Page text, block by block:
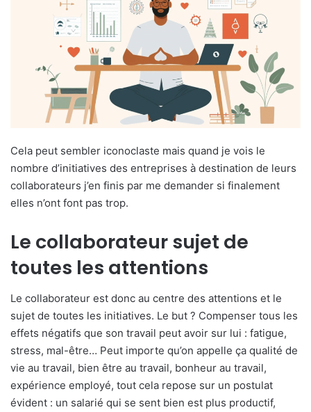
Cela peut sembler iconoclaste mais quand je vois le
nombre d’initiatives des entreprises à destination de leurs
collaborateurs j’en finis par me demander si finalement
elles n’ont font pas trop.
Le collaborateur sujet de
toutes les attentions
Le collaborateur est donc au centre des attentions et le
sujet de toutes les initiatives. Le but ? Compenser tous les
effets négatifs que son travail peut avoir sur lui : fatigue,
stress, mal-être… Peut importe qu’on appelle ça qualité de
vie au travail, bien être au travail, bonheur au travail,
expérience employé, tout cela repose sur un postulat
évident : un salarié qui se sent bien est plus productif,